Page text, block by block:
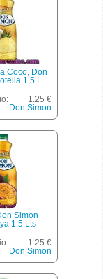
Coco, Don
1,5 L
1.25 €
Don Simon
Simon
1.5 Lts
1.25 €
Don Simon